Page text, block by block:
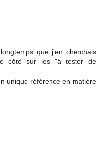
que j'en cherchais
côté sur les "à tester de
unique référence en matière